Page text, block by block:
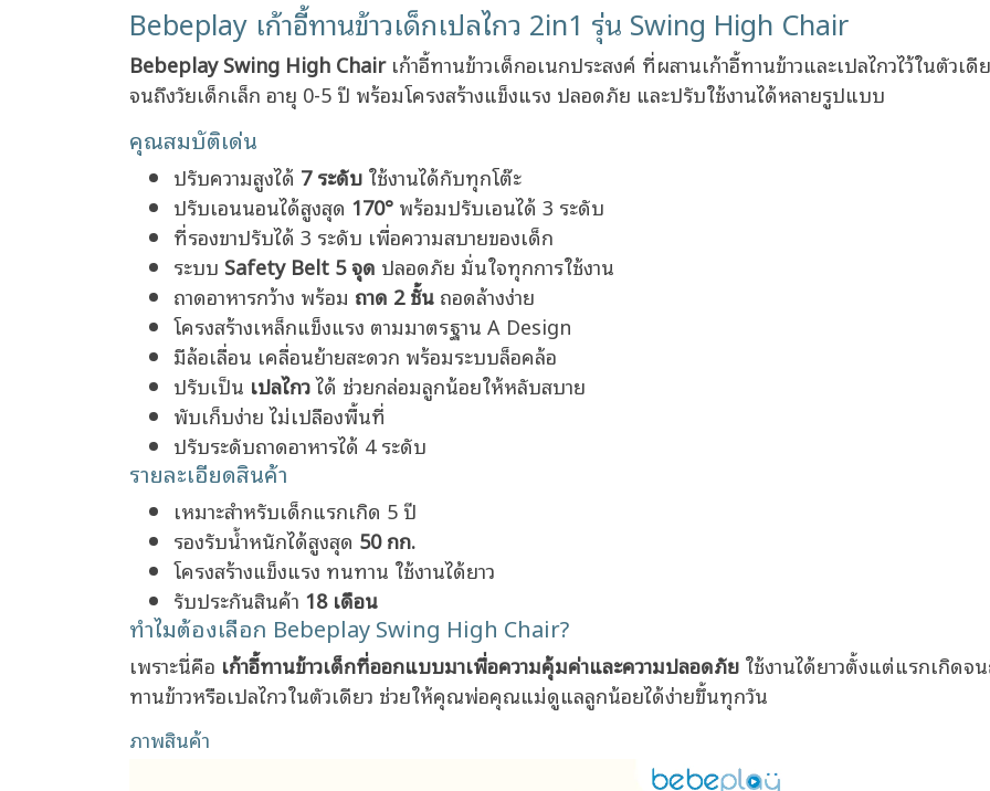
Bebeplay เก้าอี้ทานข้าวเด็กเปลไกว 2in1 รุ่น Swing High Chair
Bebeplay Swing High Chairเก้าอี้ทานข้าวเด็กอเนกประสงค์ ที่ผสานเก้าอี้ทานข้าวและเปลไกวไว้ในตัว
จนถึงวัยเด็กเล็ก อายุ 0-5 ปี พร้อมโครงสร้างแข็งแรง ปลอดภัย และปรับใช้งานได้หลายรูปแบบ
คุณสมบัติเด่น
ปรับความสูงได้ 7 ระดับ ใช้งานได้กับทุกโต๊ะ
ปรับเอนนอนได้สูงสุด 170° พร้อมปรับเอนได้ 3 ระดับ
ที่รองขาปรับได้ 3 ระดับ เพื่อความสบายของเด็ก
ระบบ Safety Belt 5 จุด ปลอดภัย มั่นใจทุกการใช้งาน
ถาดอาหารกว้าง พร้อม ถาด 2 ชั้น ถอดล้างง่าย
โครงสร้างเหล็กแข็งแรง ตามมาตรฐาน A Design
มีล้อเลื่อน เคลื่อนย้ายสะดวก พร้อมระบบล็อคล้อ
ปรับเป็น เปลไกวได้ ช่วยกล่อมลูกน้อยให้หลับสบาย
พับเก็บง่าย ไม่เปลืองพื้นที่
ปรับระดับถาดอาหารได้ 4 ระดับ
รายละเอียดสินค้า
เหมาะสำหรับเด็กแรกเกิด 5 ปี
รองรับน้ำหนักได้สูงสุด 50 กก.
โครงสร้างแข็งแรง ทนทาน ใช้งานได้ยาว
รับประกันสินค้า 18 เดือน
ทำไมต้องเลือก Bebeplay Swing High Chair?
เพราะนี่คือ เก้าอี้ทานข้าวเด็กที่ออกแบบมาเพื่อความคุ้มค่าและความปลอดภัย ใช้งานได้ยาวตั้งแต่แรกเกิดจ
ทานข้าวหรือเปลไกวในตัวเดียว ช่วยให้คุณพ่อคุณแม่ดูแลลูกน้อยได้ง่ายขึ้นทุกวัน
ภาพสินค้า